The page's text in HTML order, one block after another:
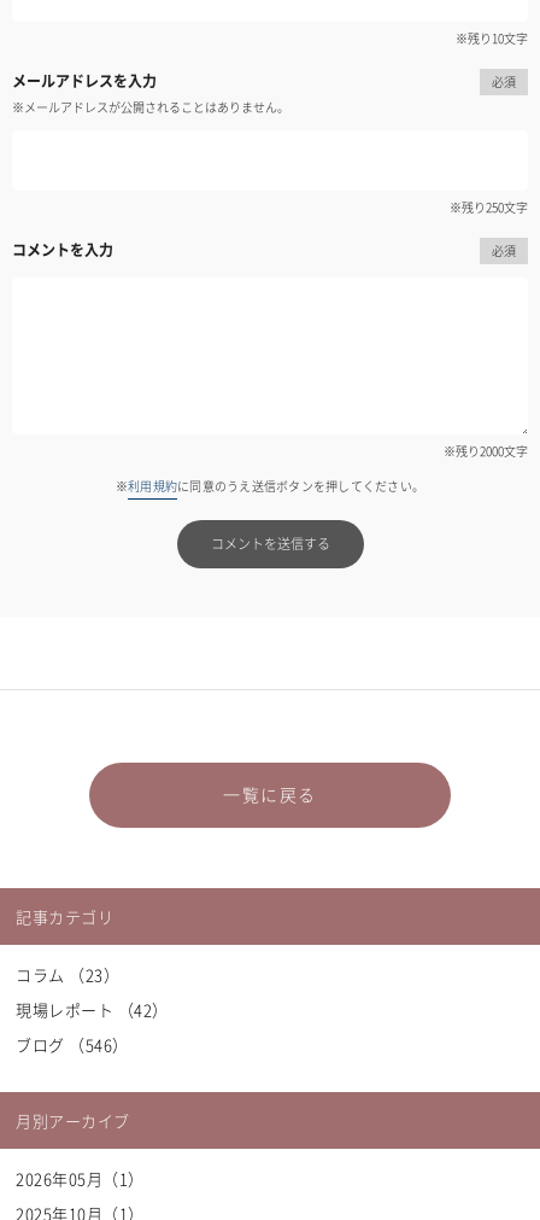
※残り 10文字
メールアドレスを入力
※メールアドレスが公開されることはありません。
必須
※残り250文字
コメントを入力 必須
※残り2000文字
※利用規約に同意のうえ送信ボタンを押してください。
コメントを送信する
一覧に戻る
記事カテゴリ
コラム （23）
現場レポート （42）
ブログ （546）
月別アーカイブ
2026年05月（1）
2025年10月（1）